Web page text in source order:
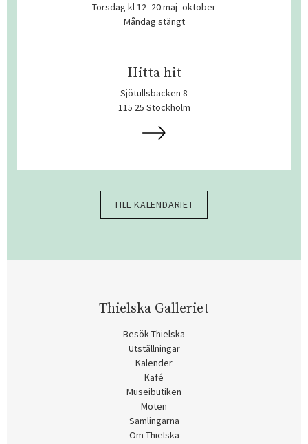
Torsdag kl 12–20 maj–oktober
Måndag stängt
Hitta hit
Sjötullsbacken 8
115 25 Stockholm
TILL KALENDARIET
Thielska Galleriet
Besök Thielska
Utställningar
Kalender
Kafé
Museibutiken
Möten
Samlingarna
Om Thielska